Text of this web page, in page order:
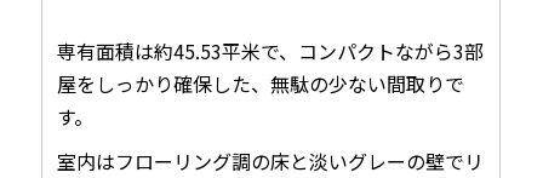
専有面積は約45.53平米で、コンパクトながら3部
屋をしっかり確保した、無駄の少ない間取りで
す。
室内はフローリング調の床と淡いグレーの壁でリ